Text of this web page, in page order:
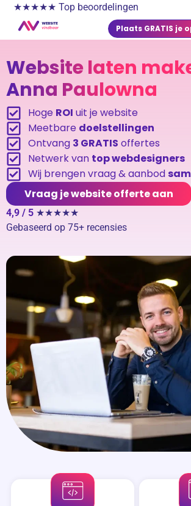
★★★★★ Top beoordelingen
Plaats GRATIS je
Website laten
Anna Paulowna
Hoge ROI uit je website
Meetbare doelstellingen
Ontvang 3 GRATIS offertes
Netwerk van top webdesigners
Wij brengen vraag & aanbod
Vraag je website offerte aan
4,9 / 5 ★★★★★
Gebaseerd op 75+ recensies